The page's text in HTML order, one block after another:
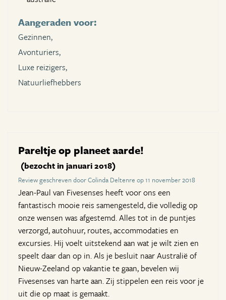
Aangeraden voor:
Gezinnen,
Avonturiers,
Luxe reizigers,
Natuurliefhebbers
Pareltje op planeet aarde!
(bezocht in januari 2018)
Review geschreven door Colinda Deltenre op 11 november 2018
Jean-Paul van Fivesenses heeft voor ons een
fantastisch mooie reis samengesteld, die volledig op
onze wensen was afgestemd. Alles tot in de puntjes
verzorgd, autohuur, routes, accommodaties en
excursies. Hij voelt uitstekend aan wat je wilt zien en
speelt daar dan op in. Als je besluit naar Australië of
Nieuw-Zeeland op vakantie te gaan, bevelen wij
Fivesenses van harte aan. Zij stippelen een reis voor je
uit die op maat is gemaakt.